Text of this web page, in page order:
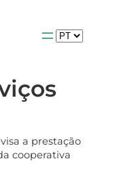
Escolha
a prestação
cooperativa